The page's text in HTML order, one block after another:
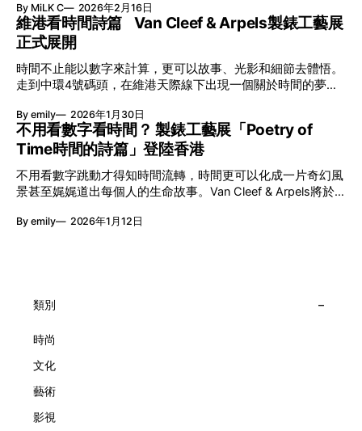
節與香港賽馬會慈善信託基金聯合呈獻，以共融藝術為核心，
八年來不只是帶來無數來自世界各地的優秀節目，更致力於在
本地建立屬於香港的共融創作生態。今年更首度與本地兩大旗
艦藝團強強聯手打造兩部深具意義的作品《遊延》及《弦上光
影》，展開一場前所未有的藝術對話，擦下多元藝術下的流動
能量，全面開展一場無界限嘅藝術旅程。 第八屆「無限亮」
以「你我不只一種想像」為題，從共融角度重新思索「差異」
的價值。不同能力人士是社會多樣性的一部分。每人皆擁有
「不同」能力與特質，當我們一齊生活、一齊創作、互相啟
發，偏見與界線，也自然被藝術溶化。 「無限亮」2026精彩
節目包括: 2月27日至3月1日：帕拉管弦樂團《無邊狂想曲》/
音樂‧舞蹈 (開幕節目) 2月28日至3月1日：
By MiLK C 2026年2月16日
維港看時間詩篇 Van Cleef & Arpels製錶工藝展
正式展開
時間不止能以數字來計算，更可以故事、光影和細節去體悟。
走到中環4號碼頭，在維港天際線下出現一個關於時間的夢幻
覽。由即日至2月8日期間舉行，世家把一貫低調精緻的製錶語
言搬離傳統店舖，放進公共場域，讓時間不只是腕上的個人物
件，而是一場可以與他人一同經歷的詩意旅程。 在碼頭打開
「時間詩集」 走進展場尤如翻開一本時間詩集，藉由不同主
題呈現時間的無限想像。Van Cleef & Arpels的腕錶從來不是
由單純的機械與數字堆砌，更像是腕上的動人故事。 世家以
精湛的製錶技術與敘事美學為核心，讓每一枚腕錶都超越單純
報時的功能，而是把稍縱即逝的瞬間凝結成可以反覆閱讀的畫
子，以及訴說時間的珠寶。每個主題展區都有精美的佈置回應
By emily 2026年1月30日
不用看數字看時間？ 製錶工藝展「Poetry of
Time時間的詩篇」登陸香港
不用看數字跳動才得知時間流轉，時間更可以化成一片奇幻風
景甚至娓娓道出每個人的生命故事。Van Cleef & Arpels將於1
詩篇」展覽，邀請大家走進由愛情故事、詩意星象、迷人自然
大主題展區，彰顯世家的核心價值。2010年，Van Cleef &
級鐘錶大賞（Grand Prix d'Horlogerie de Genève）中獲獎的
擁而吻。雙逆跳機芯精準驅動這場機械浪漫，讓時間不再是抽
象概念，而是心跳的律動。 故事並未完結，2025年推出的
Lady Arpels Bal des Amoureux
By emily 2026年1月12日
類別
時尚
文化
藝術
影視